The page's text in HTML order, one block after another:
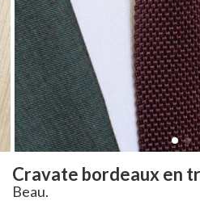
Cravate bordeaux en
Beau.